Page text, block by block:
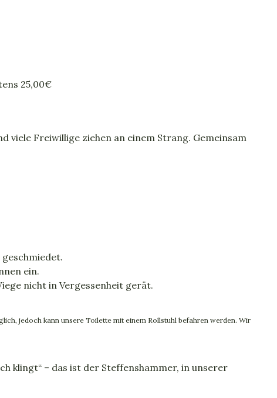
25,00€
viele Freiwillige ziehen an einem Strang. Gemeinsam
ein.
nicht in Vergessenheit gerät.
jedoch kann unsere Toilette mit einem Rollstuhl befahren werden. Wir
klingt“ – das ist der Steffenshammer, in unserer